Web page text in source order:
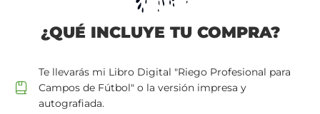
¿QUÉ INCLUYE TU COMPRA?
Te llevarás mi Libro Digital "Riego Profesional para
Campos de Fútbol" o la versión impresa y
autografiada.